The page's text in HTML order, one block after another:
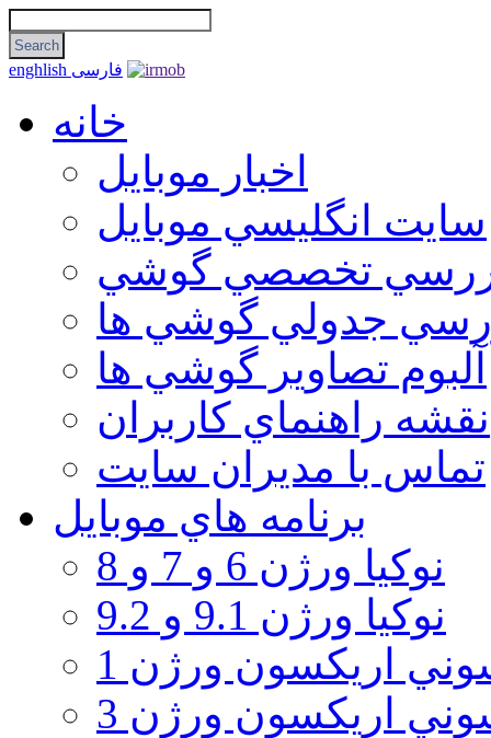
enghlish فارسی
خانه
اخبار موبایل
سايت انگليسي موبايل
تخصصي گوشي
جدولي گوشي ها
آلبوم تصاوير گوشي ها
نقشه راهنماي كاربران
تماس با مديران سايت
برنامه هاي موبايل
نوکیا ورژن 6 و 7 و 8
نوکیا ورژن 9.1 و 9.2
اريكسون ورژن 1
اريكسون ورژن 3